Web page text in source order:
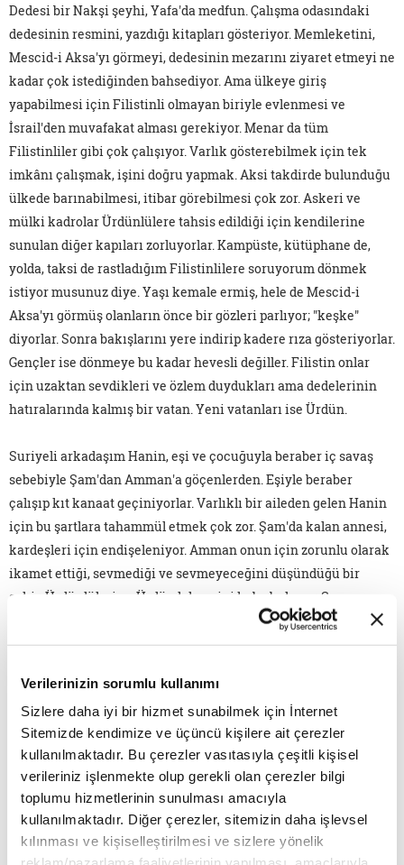
Verilerinizin sorumlu kullanımı
Sizlere daha iyi bir hizmet sunabilmek için İnternet
Sitemizde kendimize ve üçüncü kişilere ait çerezler
kullanılmaktadır. Bu çerezler vasıtasıyla çeşitli kişisel
verileriniz işlenmekte olup gerekli olan çerezler bilgi
toplumu hizmetlerinin sunulması amacıyla
kullanılmaktadır. Diğer çerezler, sitemizin daha işlevsel
kılınması ve kişiselleştirilmesi ve sizlere yönelik
Dedesi bir Nakşi şeyhi, Yafa'da medfun. Çalışma odasındaki
dedesinin resmini, yazdığı kitapları gösteriyor. Memleketini,
Mescid-i Aksa'yı görmeyi, dedesinin mezarını ziyaret etmeyi ne
kadar çok istediğinden bahsediyor. Ama ülkeye giriş
yapabilmesi için Filistinli olmayan biriyle evlenmesi ve
İsrail'den muvafakat alması gerekiyor. Menar da tüm
Filistinliler gibi çok çalışıyor. Varlık gösterebilmek için tek
imkânı çalışmak, işini doğru yapmak. Aksi takdirde bulunduğu
ülkede barınabilmesi, itibar görebilmesi çok zor. Askeri ve
mülki kadrolar Ürdünlülere tahsis edildiği için kendilerine
sunulan diğer kapıları zorluyorlar. Kampüste, kütüphane de,
yolda, taksi de rastladığım Filistinlilere soruyorum dönmek
istiyor musunuz diye. Yaşı kemale ermiş, hele de Mescid-i
Aksa'yı görmüş olanların önce bir gözleri parlıyor; "keşke"
diyorlar. Sonra bakışlarını yere indirip kadere rıza gösteriyorlar.
Gençler ise dönmeye bu kadar hevesli değiller. Filistin onlar
için uzaktan sevdikleri ve özlem duydukları ama dedelerinin
hatıralarında kalmış bir vatan. Yeni vatanları ise Ürdün.
Suriyeli arkadaşım Hanin, eşi ve çocuğuyla beraber iç savaş
sebebiyle Şam'dan Amman'a göçenlerden. Eşiyle beraber
çalışıp kıt kanaat geçiniyorlar. Varlıklı bir aileden gelen Hanin
için bu şartlara tahammül etmek çok zor. Şam'da kalan annesi,
kardeşleri için endişeleniyor. Amman onun için zorunlu olarak
ikamet ettiği, sevmediği ve sevmeyeceğini düşündüğü bir
şehir. Ürdünlüleri ve Ürdün lehçesini kaba buluyor. Savaşın
bitmemesi ve buraya yerleşmek zorunda kalmak en büyük
korkusu. Zihni gitmek ve kalmak arasında mütereddit. Tüm
Amman'ın fakir semtlerine, civar şehirlerin varoşlarına hatta
Zateri kampına yerleşen Suriyeli mülteciler için hayat
gerçekten çok zor. Çoğu çalışma izni olmadığı için düşük
ücretlerle çalışıyorlar. Büyük bir kısmının ise çalışması yasak.
Hükümet yapılan yardımlarla geçinmelerini bekliyor ama bu
yardımların çok az bir kısmı onlara ulaşıyor. Karşılaştığım
Suriyelilerin neredeyse hepsi Ürdünlülerin kendilerine olan
kötü muamelesinden yakınıyor ve Türkiye'ye göçmek